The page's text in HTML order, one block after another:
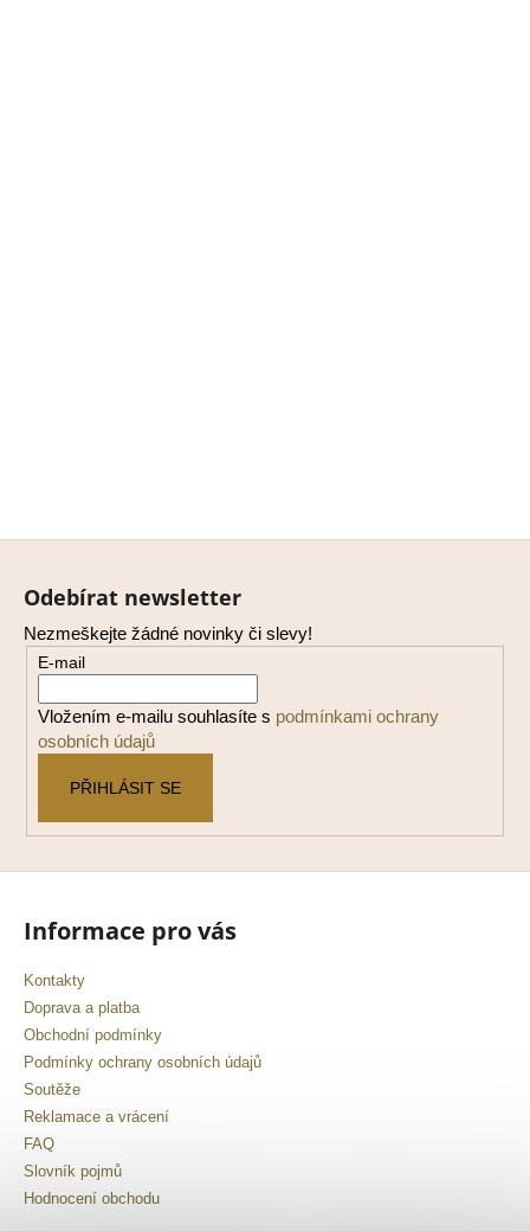
Z
Odebírat newsletter
Nezmeškejte žádné novinky či slevy!
E-mail
Vložením e-mailu souhlasíte s podmínkami ochrany
osobních údajů
PŘIHLÁSIT SE
Informace pro vás
Kontakty
Doprava a platba
Obchodní podmínky
Podmínky ochrany osobních údajů
Soutěže
Reklamace a vrácení
FAQ
Slovník pojmů
Hodnocení obchodu